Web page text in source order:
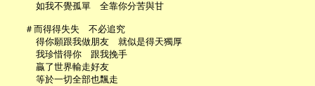
     如我不覺孤單　全靠你分苦與甘
   ＃而得得失失　不必追究
     得你願跟我做朋友　就似是得天獨厚
     我珍惜得你　跟我挽手
     贏了世界輸走好友
     等於一切全部也飄走